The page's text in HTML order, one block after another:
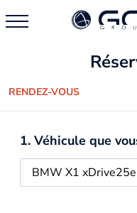
RENDEZ-VOUS
1. Véhicule que